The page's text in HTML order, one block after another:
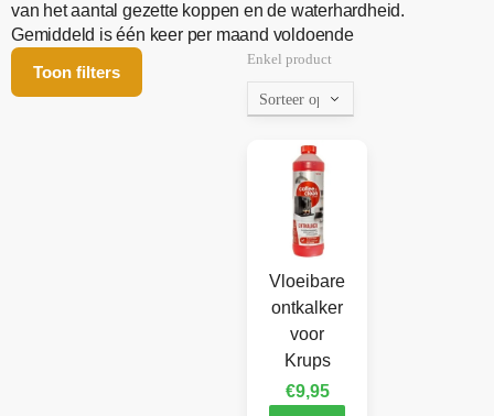
van het aantal gezette koppen en de waterhardheid.
Gemiddeld is één keer per maand voldoende
Toon filters
Enkel product
Vloeibare
ontkalker
voor
Krups
€9,95